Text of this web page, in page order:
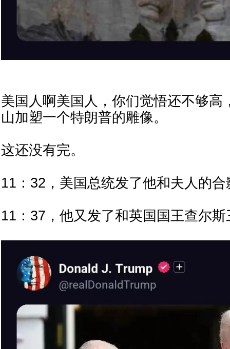
美国人啊美国人，你们觉悟还不够高
山加塑一个特朗普的雕像。
这还没有完。
11：32，美国总统发了他和夫人的合
11：37，他又发了和英国国王查尔